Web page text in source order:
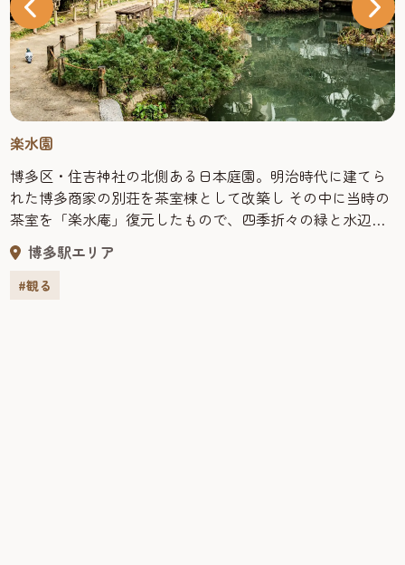
楽水園
博多区・住吉神社の北側ある日本庭園。明治時代に建てら
れた博多商家の別荘を茶室棟として改築し その中に当時の
茶室を「楽水庵」復元したもので、四季折々の緑と水辺の
うるおいに満ちた甘美な香り漂う美しい日本庭園だ。当時
の博多豪商の優雅さを垣間見ることができる。静閑とした
佇まいのなか、優雅なひとときを過ごすことができる。
博多駅エリア
#観る